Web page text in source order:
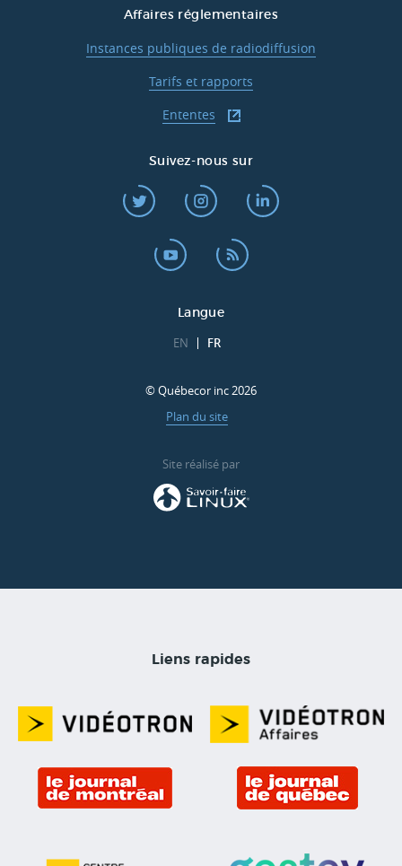
Affaires réglementaires
Instances publiques de radiodiffusion
Tarifs et rapports
Ententes
Suivez-nous sur
Langue
EN FR
© Québecor inc 2026
Plan du site
Site réalisé par
Liens rapides